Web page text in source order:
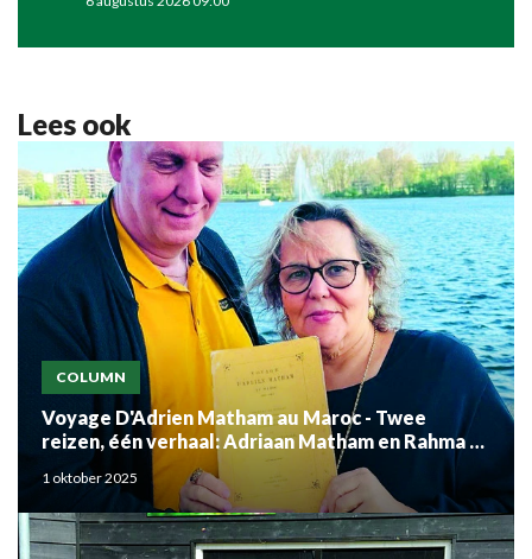
Lees ook
COLUMN
Voyage D'Adrien Matham au Maroc - Twee
reizen, één verhaal: Adriaan Matham en Rahma el
Mouden
1 oktober 2025